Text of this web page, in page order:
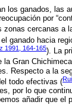
los ganados, las
por
cercanas a
ganado hacia
1991, 164-165). La
la Gran
Respecto a la
todo efectivas (
por lo que
añadir que el